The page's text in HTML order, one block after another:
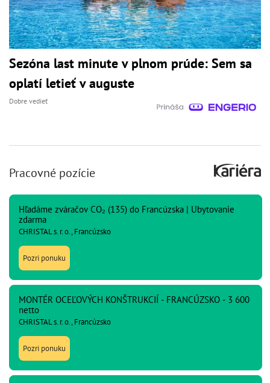
Sezóna last minute v plnom prúde: Sem sa
oplatí letieť v auguste
Dobre vedieť
Pracovné pozície
Hľadáme zváračov CO₂ (135) do Francúzska | Ubytovanie
zdarma
CHRISTAL s. r. o., Francúzsko
Pozri ponuku
MONTÉR OCEĽOVÝCH KONŠTRUKCIÍ - FRANCÚZSKO - 3 600
netto
CHRISTAL s. r. o., Francúzsko
Pozri ponuku